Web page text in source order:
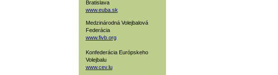
Bratislava
www.euba.sk
Medzinárodná Volejbalová
Federácia
www.fivb.org
Konfederácia Európskeho
Volejbalu
www.cev.lu